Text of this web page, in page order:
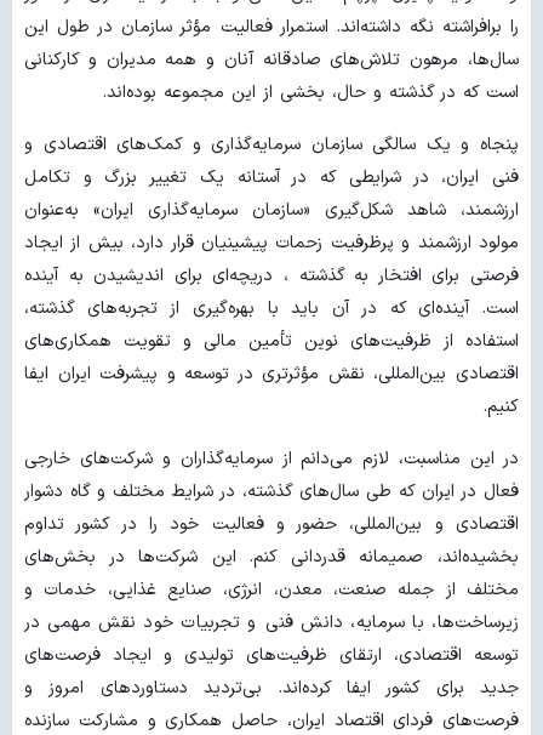
را برافراشته نگه داشته‌اند. استمرار فعالیت مؤثر سازمان در طول این
سال‌ها، مرهون تلاش‌های صادقانه آنان و همه مدیران و کارکنانی
است که در گذشته و حال، بخشی از این مجموعه بوده‌اند.
پنجاه و یک سالگی سازمان سرمایه‌گذاری و کمک‌های اقتصادی و
فنی ایران، در شرایطی که در آستانه یک تغییر بزرگ و تکامل
ارزشمند، شاهد شکل‌گیری «سازمان سرمایه‌گذاری ایران» به‌عنوان
مولود ارزشمند و پرظرفیت زحمات پیشینیان قرار دارد، بیش از ایجاد
فرصتی برای افتخار به گذشته ، دریچه‌ای برای اندیشیدن به آینده
است. آینده‌ای که در آن باید با بهره‌گیری از تجربه‌های گذشته،
استفاده از ظرفیت‌های نوین تأمین مالی و تقویت همکاری‌های
اقتصادی بین‌المللی، نقش مؤثرتری در توسعه و پیشرفت ایران ایفا
کنیم.
در این مناسبت، لازم می‌دانم از سرمایه‌گذاران و شرکت‌های خارجی
فعال در ایران که طی سال‌های گذشته، در شرایط مختلف و گاه دشوار
اقتصادی و بین‌المللی، حضور و فعالیت خود را در کشور تداوم
بخشیده‌اند، صمیمانه قدردانی کنم. این شرکت‌ها در بخش‌های
مختلف از جمله صنعت، معدن، انرژی، صنایع غذایی، خدمات و
زیرساخت‌ها، با سرمایه، دانش فنی و تجربیات خود نقش مهمی در
توسعه اقتصادی، ارتقای ظرفیت‌های تولیدی و ایجاد فرصت‌های
جدید برای کشور ایفا کرده‌اند. بی‌تردید دستاوردهای امروز و
فرصت‌های فردای اقتصاد ایران، حاصل همکاری و مشارکت سازنده